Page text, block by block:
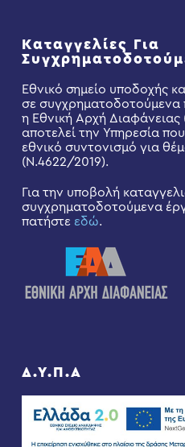
Καταγγελίες Για
Εθνικό σημείο υποδοχής
σε συγχρηματοδοτούμενα
η Εθνική Αρχή
αποτελεί την Υπηρεσία
εθνικό συντονισμό για
(Ν.4622/2019).
Για την υποβολή
συγχρηματοδοτούμενα
πατήστε εδώ.
Δ.Υ.Π.Α